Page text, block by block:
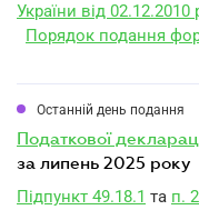
України від
Порядок подання
Останній день подання
податкової
за липень 2025 року
Підпункт 49.18.1 та п.